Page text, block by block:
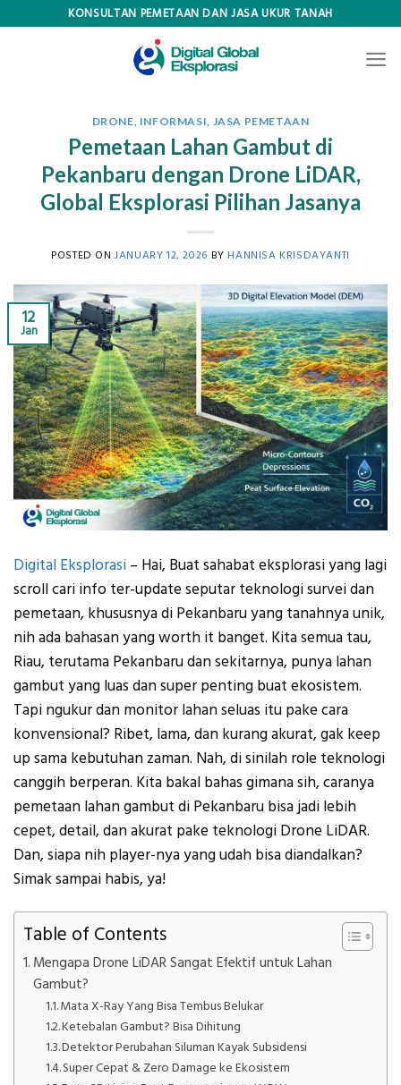
KONSULTAN PEMETAAN DAN JASA UKUR TANAH
DRONE, INFORMASI, JASA PEMETAAN
Pemetaan Lahan Gambut di
Pekanbaru dengan Drone LiDAR,
Global Eksplorasi Pilihan Jasanya
POSTED ONJANUARY 12, 2026 BY HANNISA KRISDAYANTI
12
Jan
Digital Eksplorasi – Hai, Buat sahabat eksplorasi yang lagi
scroll cari info ter-update seputar teknologi survei dan
pemetaan, khususnya di Pekanbaru yang tanahnya unik,
nih ada bahasan yang worth it banget. Kita semua tau,
Riau, terutama Pekanbaru dan sekitarnya, punya lahan
gambut yang luas dan super penting buat ekosistem.
Tapi ngukur dan monitor lahan seluas itu pake cara
konvensional? Ribet, lama, dan kurang akurat, gak keep
up sama kebutuhan zaman. Nah, di sinilah role teknologi
canggih berperan. Kita bakal bahas gimana sih, caranya
pemetaan lahan gambut di Pekanbaru bisa jadi lebih
cepet, detail, dan akurat pake teknologi Drone LiDAR.
Dan, siapa nih player-nya yang udah bisa diandalkan?
Simak sampai habis, ya!
Table of Contents
Mengapa Drone LiDAR Sangat Efektif untuk Lahan
Gambut?
Mata X-Ray Yang Bisa Tembus Belukar
Ketebalan Gambut? Bisa Dihitung
Detektor Perubahan Siluman Kayak Subsidensi
Super Cepat & Zero Damage ke Ekosistem